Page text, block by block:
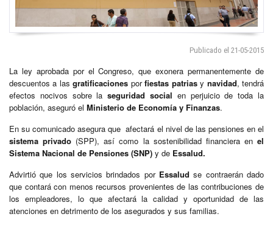
Publicado el 21-05-2015
La ley aprobada por el Congreso, que exonera permanentemente de
descuentos a lasgratificaciones porfiestas patriasy navidad, tendrá
efectos nocivos sobre laseguridad social en perjuicio de toda la
población, aseguró el Ministerio de Economía y Finanzas.
En su comunicado asegura que afectará el nivel de las pensiones en el
sistema privado (SPP), así como la sostenibilidad financiera enel
Sistema Nacional de Pensiones (SNP) y de Essalud.
Advirtió que los servicios brindados por Essalud se contraerán dado
que contará con menos recursos provenientes de las contribuciones de
los empleadores, lo que afectará la calidad y oportunidad de las
atenciones en detrimento de los asegurados y sus familias.